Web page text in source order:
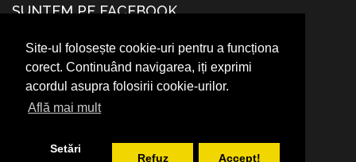
Site-ul folosește cookie-uri pentru a funcționa
corect. Continuând navigarea, iți exprimi
acordul asupra folosirii cookie-urilor.
Află mai mult
Setări
Refuz Accept!
SUNTEM PE FACEBOOK